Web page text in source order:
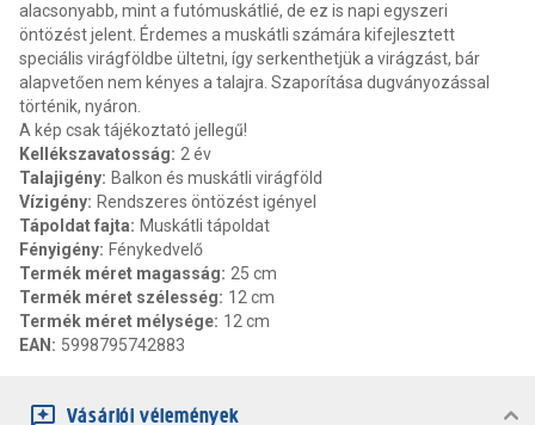
alacsonyabb, mint a futómuskátlié, de ez is napi egyszeri
öntözést jelent. Érdemes a muskátli számára kifejlesztett
speciális virágföldbe ültetni, így serkenthetjük a virágzást, bár
alapvetően nem kényes a talajra. Szaporítása dugványozással
történik, nyáron.
A kép csak tájékoztató jellegű!
Kellékszavatosság: 2 év
Talajigény: Balkon és muskátli virágföld
Vízigény: Rendszeres öntözést igényel
Tápoldat fajta: Muskátli tápoldat
Fényigény: Fénykedvelő
Termék méret magasság: 25 cm
Termék méret szélesség: 12 cm
Termék méret mélysége: 12 cm
EAN : 5998795742883
Vásárlói vélemények